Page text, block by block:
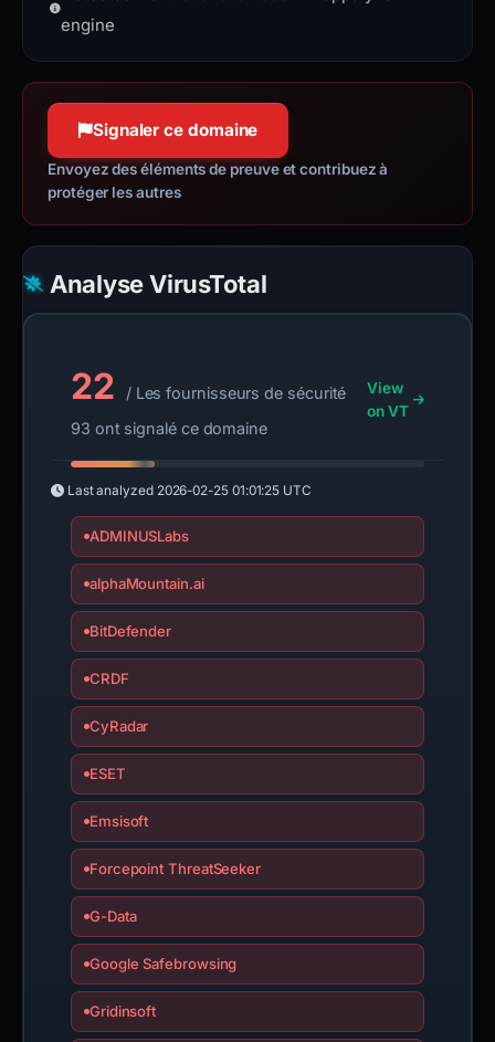
engine
Signaler ce domaine
Envoyez des éléments de preuve et contribuez à
protéger les autres
Analyse VirusTotal
22
/ Les fournisseurs de sécurité
93 ont signalé ce domaine
View
on VT
Last analyzed 2026-02-25 01:01:25 UTC
ADMINUSLabs
alphaMountain.ai
BitDefender
CRDF
CyRadar
ESET
Emsisoft
Forcepoint ThreatSeeker
G-Data
Google Safebrowsing
Gridinsoft